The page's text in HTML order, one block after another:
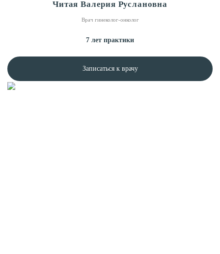
Читая Валерия Руслановна
Врач гинеколог-онколог
7 лет практики
Записаться к врачу